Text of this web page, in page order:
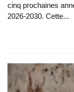
cinq prochaines
2026-2030. Cette...